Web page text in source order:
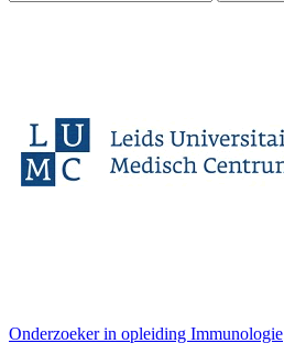
Onderzoeker in opleiding Immunologie